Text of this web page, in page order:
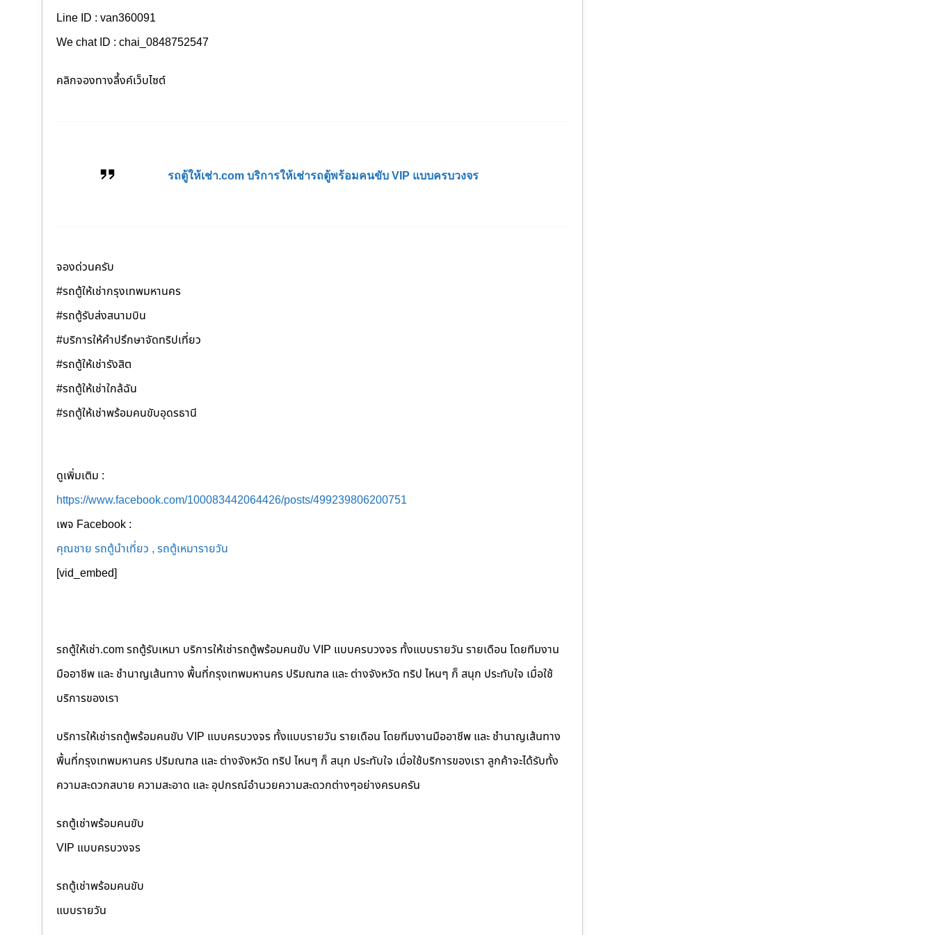
Line ID : van360091
We chat ID : chai_0848752547
คลิกจองทางลึ้งค์เว็บไซต์
รถตู้ให้เช่า.com บริการให้เช่ารถตู้พร้อมคนขับ VIP แบบครบวงจร
จองด่วนครับ
#รถตู้ให้เช่ากรุงเทพมหานคร
#รถตู้รับส่งสนามบิน
#บริการให้คำปรึกษาจัดทริปเที่ยว
#รถตู้ให้เช่ารังสิต
#รถตู้ให้เช่าใกล้ฉัน
#รถตู้ให้เช่าพร้อมคนขับอุดรธานี
ดูเพิ่มเติม :
https://www.facebook.com/100083442064426/posts/499239806200751
เพจ Facebook :
คุณชาย รถตู้นำเที่ยว , รถตู้เหมารายวัน
[vid_embed]
รถตู้ให้เช่า.com รถตู้รับเหมา บริการให้เช่ารถตู้พร้อมคนขับ VIP แบบครบวงจร ทั้งแบบรายวัน รายเดือน โดยทีมงาน
มืออาชีพ และ ชำนาญเส้นทาง พื้นที่กรุงเทพมหานคร ปริมณฑล และ ต่างจังหวัด ทริป ไหนๆ ก็ สนุก ประทับใจ เมื่อใช้
บริการของเรา
บริการให้เช่ารถตู้พร้อมคนขับ VIP แบบครบวงจร ทั้งแบบรายวัน รายเดือน โดยทีมงานมืออาชีพ และ ชำนาญเส้นทาง
พื้นที่กรุงเทพมหานคร ปริมณฑล และ ต่างจังหวัด ทริป ไหนๆ ก็ สนุก ประทับใจ เมื่อใช้บริการของเรา ลูกค้าจะได้รับทั้ง
ความสะดวกสบาย ความสะอาด และ อุปกรณ์อำนวยความสะดวกต่างๆอย่างครบครัน
รถตู้เช่าพร้อมคนขับ
VIP แบบครบวงจร
รถตู้เช่าพร้อมคนขับ
แบบรายวัน